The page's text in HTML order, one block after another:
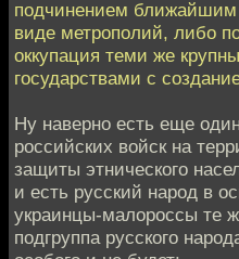
подчинением ближайшим
виде метрополий, либо
оккупация теми же
государствами с
Ну наверно есть еще
российских войск на
защиты этнического
и есть русский народ в
украинцы-малороссы те
подгруппа русского